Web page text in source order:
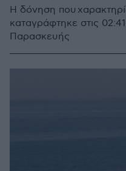
Η δόνηση που
καταγράφτηκε στις
Παρασκευής